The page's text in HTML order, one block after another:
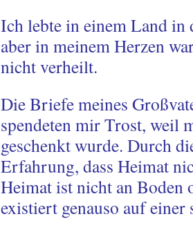
Ich lebte in einem Land in
aber in meinem Herzen
nicht verheilt.
Die Briefe meines
spendeten mir Trost, weil
geschenkt wurde. Durch
Erfahrung, dass Heimat
Heimat ist nicht an Boden
existiert genauso auf einer